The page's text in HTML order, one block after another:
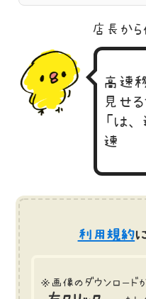
店長か
高速
見せる
「は
速
利用規約
※画像のダウンロード